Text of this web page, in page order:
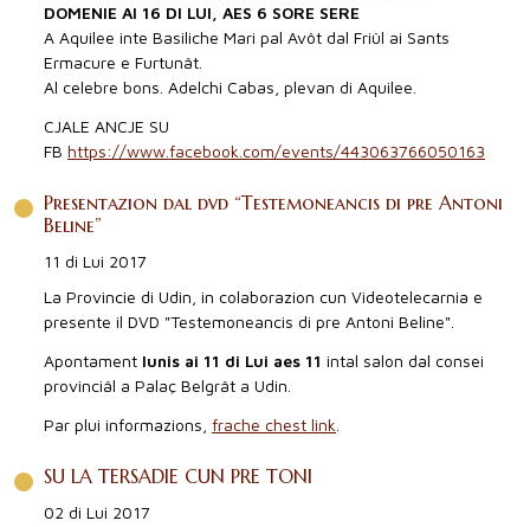
DOMENIE AI 16 DI LUI, AES 6 SORE SERE
A Aquilee inte Basiliche Mari pal Avôt dal Friûl ai Sants
Ermacure e Furtunât.
Al celebre bons. Adelchi Cabas, plevan di Aquilee.
CJALE ANCJE SU
FB https://www.facebook.com/events/443063766050163
Presentazion dal dvd “Testemoneancis di pre Antoni
Beline”
11 di Lui 2017
La Provincie di Udin, in colaborazion cun Videotelecarnia e
presente il DVD "Testemoneancis di pre Antoni Beline".
Apontament lunis ai 11 di Lui aes 11 intal salon dal consei
provinciâl a Palaç Belgrât a Udin.
Par plui informazions, frache chest link.
SU LA TERSADIE CUN PRE TONI
02 di Lui 2017